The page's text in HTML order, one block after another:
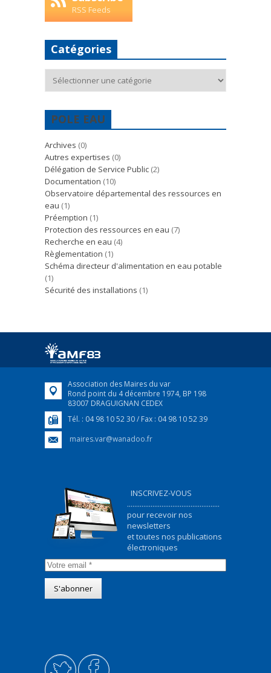
RSS Feeds
Catégories
POLE EAU
Archives (0)
Autres expertises (0)
Délégation de Service Public (2)
Documentation (10)
Observatoire départemental des ressources en
eau (1)
Préemption (1)
Protection des ressources en eau (7)
Recherche en eau (4)
Règlementation (1)
Schéma directeur d'alimentation en eau potable
(1)
Sécurité des installations (1)
Association des Maires du var
Rond point du 4 décembre 1974, BP 198
83007 DRAGUIGNAN CEDEX
Tél. : 04 98 10 52 30 / Fax : 04 98 10 52 39
maires.var@wanadoo.fr
INSCRIVEZ-VOUS
...................................................
pour recevoir nos
newsletters
et toutes nos publications
électroniques